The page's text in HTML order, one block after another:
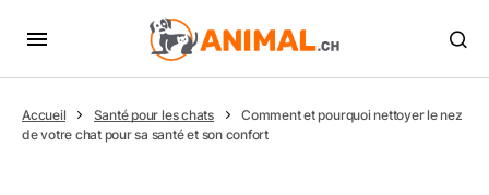
Accueil Santé pour les chats
Comment et pourquoi nettoyer le nez
de votre chat pour sa santé et son confort